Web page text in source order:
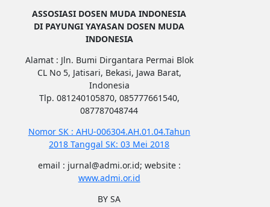
ASSOSIASI DOSEN MUDA INDONESIA
DI PAYUNGI YAYASAN DOSEN MUDA
INDONESIA
Alamat : Jln. Bumi Dirgantara Permai Blok
CL No 5, Jatisari, Bekasi, Jawa Barat,
Indonesia
Tlp. 081240105870, 085777661540,
087787048744
Nomor SK : AHU-006304.AH.01.04.Tahun
2018 Tanggal SK: 03 Mei 2018
email : jurnal@admi.or.id; website :
www.admi.or.id
BY SA